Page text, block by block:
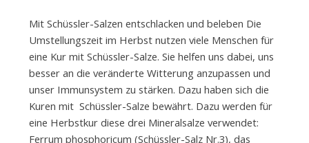
Mit Schüssler-Salzen entschlacken und beleben Die
Umstellungszeit im Herbst nutzen viele Menschen für
eine Kur mit Schüssler-Salze. Sie helfen uns dabei, uns
besser an die veränderte Witterung anzupassen und
unser Immunsystem zu stärken. Dazu haben sich die
Kuren mit Schüssler-Salze bewährt. Dazu werden für
eine Herbstkur diese drei Mineralsalze verwendet:
Ferrum phosphoricum (Schüssler-Salz Nr.3), das